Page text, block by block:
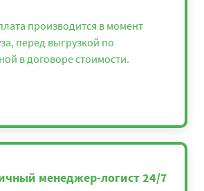
производится в момент
перед выгрузкой по
в договоре стоимости.
менеджер-логист 24/7